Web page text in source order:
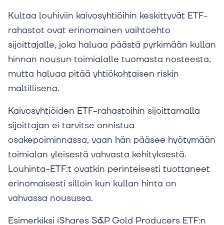
Kultaa louhiviin kaivosyhtiöihin keskittyvät ETF-
rahastot ovat erinomainen vaihtoehto
sijoittajalle, joka haluaa päästä pyrkimään kullan
hinnan nousun toimialalle tuomasta nosteesta,
mutta haluaa pitää yhtiökohtaisen riskin
maltillisena.
Kaivosyhtiöiden ETF-rahastoihin sijoittamalla
sijoittajan ei tarvitse onnistua
osakepoiminnassa, vaan hän pääsee hyötymään
toimialan yleisestä vahvasta kehityksestä.
Louhinta-ETF:t ovatkin perinteisesti tuottaneet
erinomaisesti silloin kun kullan hinta on
vahvassa nousussa.
Esimerkiksi iShares S&P Gold Producers ETF:n